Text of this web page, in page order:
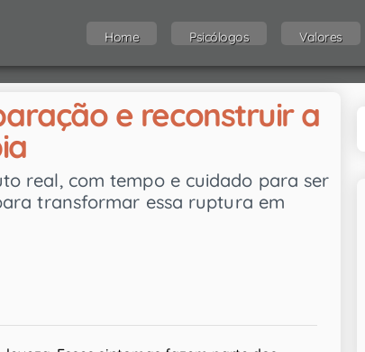
Home Psicólogos Valores
e reconstruir a
real, com tempo e cuidado para ser
transformar essa ruptura em